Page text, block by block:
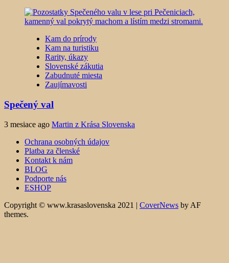
Kam do prírody
Kam na turistiku
Rarity, úkazy
Slovenské zákutia
Zabudnuté miesta
Zaujímavosti
Spečený val
3 mesiace ago Martin z Krása Slovenska
Ochrana osobných údajov
Platba za členské
Kontakt k nám
BLOG
Podporte nás
ESHOP
Copyright © www.krasaslovenska 2021 | CoverNews by AF
themes.